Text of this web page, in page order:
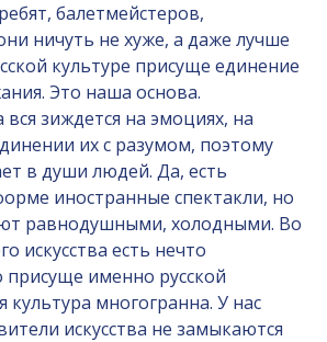
балетмейстеров,
ничуть не хуже, а даже лучше
культуре присуще единение
Это наша основа.
вся зиждется на эмоциях, на
их с разумом, поэтому
в души людей. Да, есть
иностранные спектакли, но
равнодушными, холодными. Во
искусства есть нечто
присуще именно русской
культура многогранна. У нас
искусства не замыкаются